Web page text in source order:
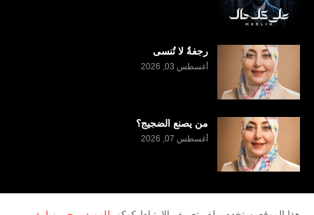
رجفةٌ لا تُنسى
أغسطس 03, 2026
من يصنع الضجيج؟
أغسطس 07, 2026